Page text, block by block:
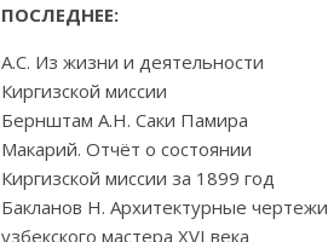
ПОСЛЕДНЕЕ:
А.С. Из жизни и деятельности
Киргизской миссии
Бернштам А.Н. Саки Памира
Макарий. Отчёт о состоянии
Киргизской миссии за 1899 год
Бакланов Н. Архитектурные чертежи
узбекского мастера XVI века